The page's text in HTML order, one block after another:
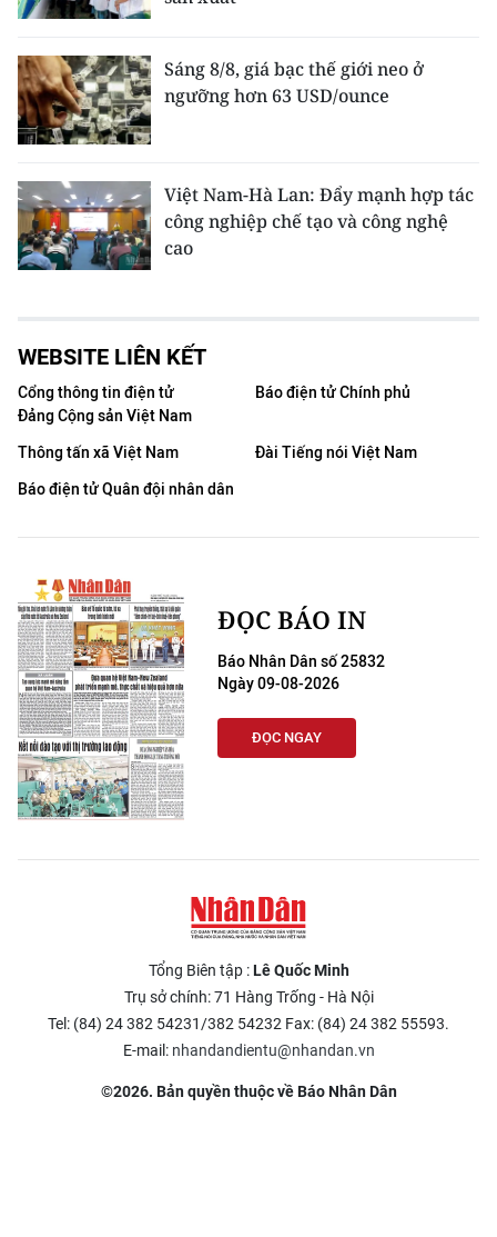
Sáng 8/8, giá bạc thế giới neo ở
ngưỡng hơn 63 USD/ounce
Việt Nam-Hà Lan: Đẩy mạnh hợp tác
công nghiệp chế tạo và công nghệ
cao
WEBSITE LIÊN KẾT
Cổng thông tin điện tử
Đảng Cộng sản Việt Nam
Báo điện tử Chính phủ
Thông tấn xã Việt Nam
Đài Tiếng nói Việt Nam
Báo điện tử Quân đội nhân dân
ĐỌC BÁO IN
Báo Nhân Dân số 25832
Ngày 09-08-2026
ĐỌC NGAY
Tổng Biên tập :Lê Quốc Minh
Trụ sở chính: 71 Hàng Trống - Hà Nội
Tel: (84) 24 382 54231/382 54232 Fax: (84) 24 382 55593.
E-mail: nhandandientu@nhandan.vn
©2026. Bản quyền thuộc về Báo Nhân Dân